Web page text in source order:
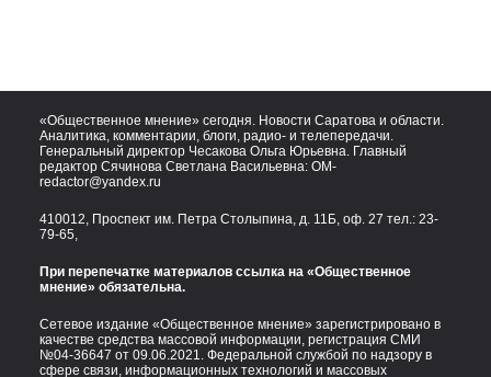
«Общественное мнение» сегодня. Новости Саратова и области.
Аналитика, комментарии, блоги, радио- и телепередачи.
Генеральный директор Чесакова Ольга Юрьевна. Главный
редактор Сячинова Светлана Васильевна: OM-
redactor@yandex.ru
410012, Проспект им. Петра Столыпина, д. 11Б, оф. 27 тел.: 23-
79-65,
При перепечатке материалов ссылка на «Общественное
мнение» обязательна.
Сетевое издание «Общественное мнение» зарегистрировано в
качестве средства массовой информации, регистрация СМИ
№04-36647 от 09.06.2021. Федеральной службой по надзору в
сфере связи, информационных технологий и массовых